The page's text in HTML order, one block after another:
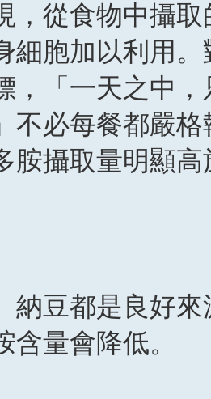
，從食物中攝
細胞加以利用
，「一天之中
不必每餐都嚴
胺攝取量明顯高
納豆都是良好
含量會降低。